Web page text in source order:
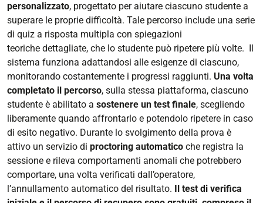
personalizzato, progettato per aiutare ciascuno studente a
superare le proprie difficoltà. Tale percorso include una serie
di quiz a risposta multipla con spiegazioni
teoriche dettagliate, che lo studente può ripetere più volte. Il
sistema funziona adattandosi alle esigenze di ciascuno,
monitorando costantemente i progressi raggiunti. Una volta
completato il percorso, sulla stessa piattaforma, ciascuno
studente è abilitato a sostenere un test finale, scegliendo
liberamente quando affrontarlo e potendolo ripetere in caso
di esito negativo. Durante lo svolgimento della prova è
attivo un servizio di proctoring automatico che registra la
sessione e rileva comportamenti anomali che potrebbero
comportare, una volta verificati dall’operatore,
l’annullamento automatico del risultato. Il test di verifica